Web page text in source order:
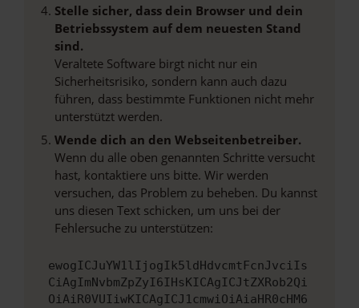
Stelle sicher, dass dein Browser und dein
Betriebssystem auf dem neuesten Stand
sind.
Veraltete Software birgt nicht nur ein
Sicherheitsrisiko, sondern kann auch dazu
führen, dass bestimmte Funktionen nicht mehr
unterstützt werden.
Wende dich an den Webseitenbetreiber.
Wenn du alle oben genannten Schritte versucht
hast, kontaktiere uns bitte. Wir werden
versuchen, das Problem zu beheben. Du kannst
uns diesen Text schicken, um uns bei der
Fehlersuche zu unterstützen:
ewogICJuYW1lIjogIk5ldHdvcmtFcnJvciIs
CiAgImNvbmZpZyI6IHsKICAgICJtZXRob2Qi
OiAiR0VUIiwKICAgICJ1cmwiOiAiaHR0cHM6